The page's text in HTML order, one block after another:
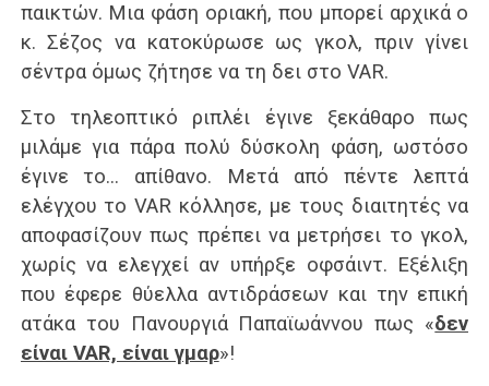
παικτών. Μια φάση οριακή, που μπορεί αρχικά ο
κ. Σέζος να κατοκύρωσε ως γκολ, πριν γίνει
σέντρα όμως ζήτησε να τη δει στο VAR.
Στο τηλεοπτικό ριπλέι έγινε ξεκάθαρο πως
μιλάμε για πάρα πολύ δύσκολη φάση, ωστόσο
έγινε το… απίθανο. Μετά από πέντε λεπτά
ελέγχου το VAR κόλλησε, με τους διαιτητές να
αποφασίζουν πως πρέπει να μετρήσει το γκολ,
χωρίς να ελεγχεί αν υπήρξε οφσάιντ. Εξέλιξη
που έφερε θύελλα αντιδράσεων και την επική
ατάκα του Πανουργιά Παπαϊωάννου πως «δεν
είναι VAR, είναι γμαρ»!